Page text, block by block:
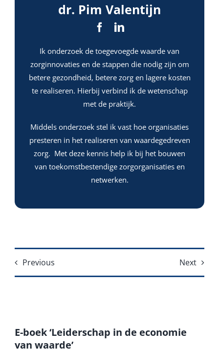
dr. Pim Valentijn
Ik onderzoek de toegevoegde waarde van
zorginnovaties en de stappen die nodig zijn om
betere gezondheid, betere zorg en lagere kosten
te realiseren. Hierbij verbind ik de wetenschap
met de praktijk.
Middels onderzoek stel ik vast hoe organisaties
presteren in het realiseren van waardegedreven
zorg. Met deze kennis help ik bij het bouwen
van toekomstbestendige zorgorganisaties en
netwerken.
Previous Next
E-boek ‘Leiderschap in de economie
van waarde’